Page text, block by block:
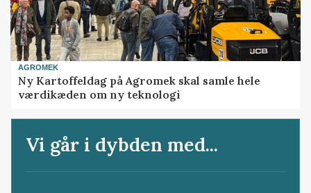
AGROMEK
Ny Kartoffeldag på Agromek skal samle hele
værdikæden om ny teknologi
Vi går i dybden med...